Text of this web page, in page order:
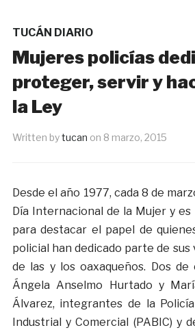
TUCÁN DIARIO
Mujeres policías
proteger, servir y
la Ley
Written bytucan on 8 marzo, 2015
Desde el año 1977, cada 8 de
Día Internacional de la Mujer y
para destacar el papel de
policial han dedicado parte de sus
de las y los oaxaqueños. Dos de
Ángela Anselmo Hurtado y
Álvarez, integrantes de la
Industrial y Comercial (PABIC) y